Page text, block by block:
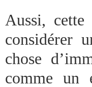
Aussi,
considérer
chose
comme un